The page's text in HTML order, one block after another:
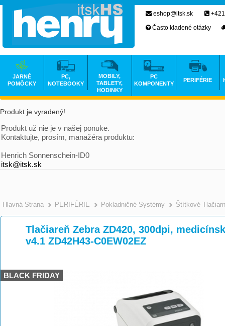
Produkt je vyradený!
Produkt už nie je v našej ponuke.
Kontaktujte, prosím, manažéra produktu:
Henrich Sonnenschein-ID0
itsk@itsk.sk
Hlavná Strana >
PERIFÉRIE >
Pokladničné Systémy Štítkové
Tlačiareň Zebra ZD420, 300dpi,
v4.1 ZD42H43-C0EW02EZ
BLACK FRIDAY
eshop@itsk.sk
Často kladené otázky
JARNÉ
POMÔCKY
PC,
NOTEBOOKY
MOBILY,
TABLETY,
HODINKY
PC
KOMPONENTY
PERIFÉRIE